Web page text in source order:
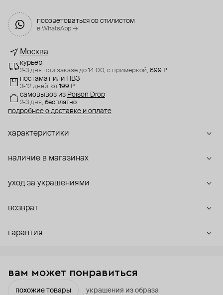
посоветоваться со стилистом
в WhatsApp →
Москва
курьер
2-3 дня при заказе до 14:00, с примеркой, 699 ₽
постамат или ПВЗ
3-12 дней, от 199 ₽
самовывоз из Poison Drop
2-3 дня, бесплатно
подробнее о доставке и оплате
характеристики
наличие в магазинах
уход за украшениями
возврат
гарантия
вам может понравиться
похожие товары украшения из образа